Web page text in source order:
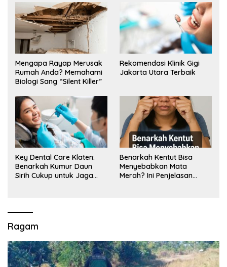
Mengapa Rayap Merusak
Rumah Anda? Memahami
Biologi Sang “Silent Killer”
Rekomendasi Klinik Gigi
Jakarta Utara Terbaik
Key Dental Care Klaten:
Benarkah Kumur Daun
Sirih Cukup untuk Jaga
Benarkah Kentut Bisa
Menyebabkan Mata
Merah? Ini Penjelasan
Ragam